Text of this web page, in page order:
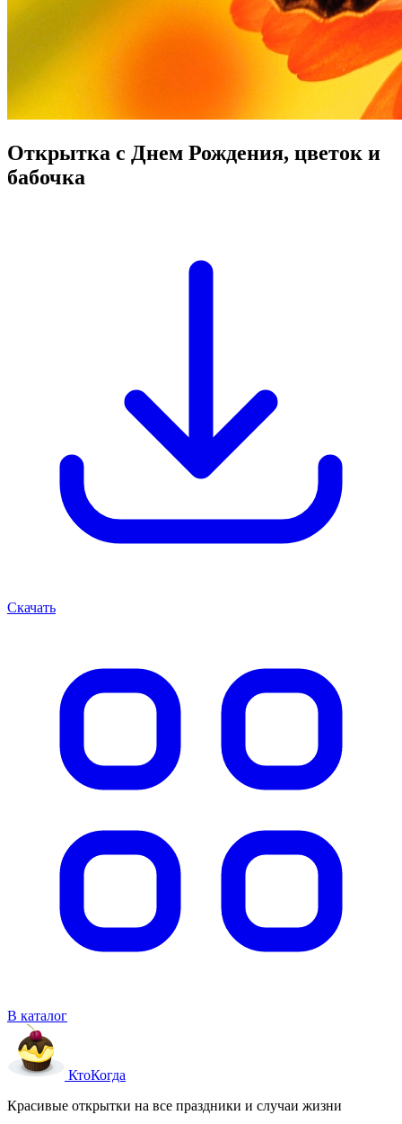
Открытка с Днем Рождения, цветок и
бабочка
Скачать
В каталог
КтоКогда
Красивые открытки на все праздники и случаи жизни